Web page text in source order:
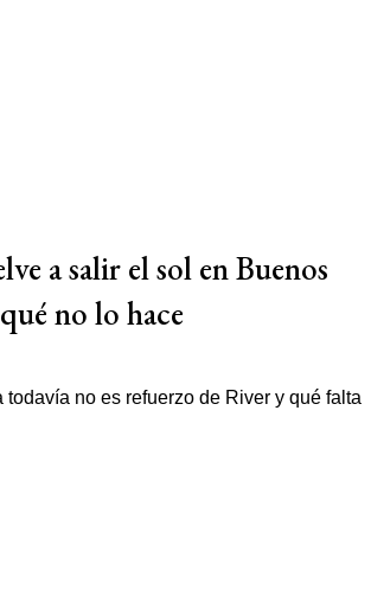
a salir el sol en Buenos
no lo hace